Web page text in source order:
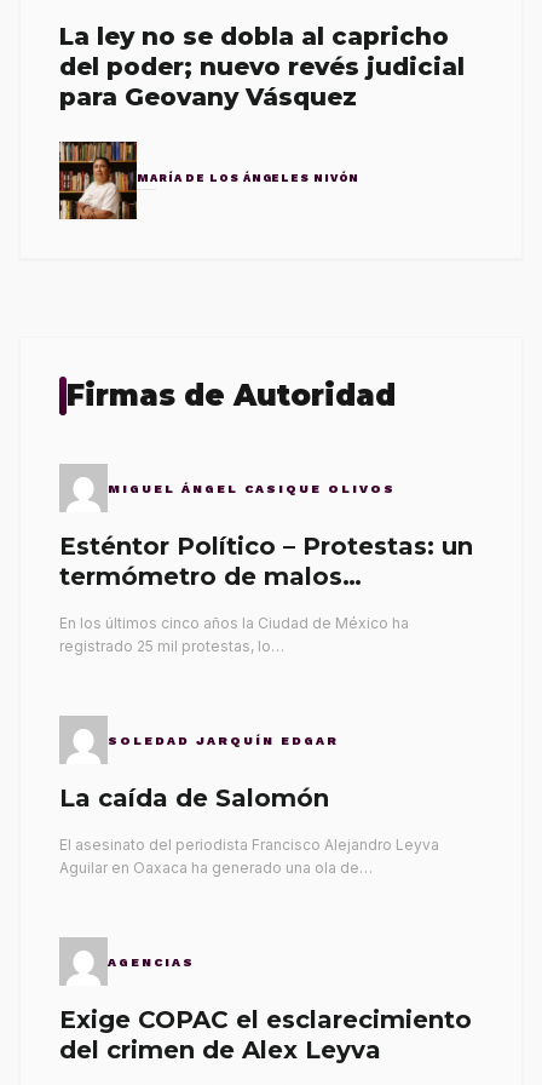
La ley no se dobla al capricho
del poder; nuevo revés judicial
para Geovany Vásquez
MARÍA DE LOS ÁNGELES NIVÓN
Firmas de Autoridad
MIGUEL ÁNGEL CASIQUE OLIVOS
Esténtor Político – Protestas: un
termómetro de malos
En los últimos cinco años la Ciudad de México ha
registrado 25 mil protestas, lo…
SOLEDAD JARQUÍN EDGAR
La caída de Salomón
El asesinato del periodista Francisco Alejandro Leyva
Aguilar en Oaxaca ha generado una ola de…
AGENCIAS
Exige COPAC el esclarecimiento
del crimen de Alex Leyva